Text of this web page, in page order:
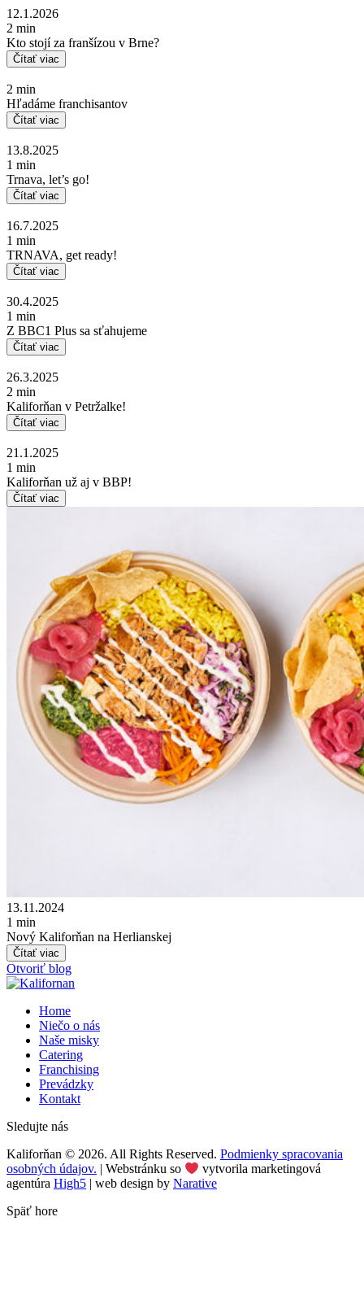
12.1.2026
2 min
Kto stojí za franšízou v Brne?
Čítať viac
2 min
Hľadáme franchisantov
Čítať viac
13.8.2025
1 min
Trnava, let’s go!
Čítať viac
16.7.2025
1 min
TRNAVA, get ready!
Čítať viac
30.4.2025
1 min
Z BBC1 Plus sa sťahujeme
Čítať viac
26.3.2025
2 min
Kaliforňan v Petržalke!
Čítať viac
21.1.2025
1 min
Kaliforňan už aj v BBP!
Čítať viac
13.11.2024
1 min
Nový Kaliforňan na Herlianskej
Čítať viac
Otvoriť blog
Home
Niečo o nás
Naše misky
Catering
Franchising
Prevádzky
Kontakt
Sledujte nás
Kaliforňan © 2026. All Rights Reserved. Podmienky spracovania
osobných údajov. | Webstránku so
vytvorila marketingová
agentúra High5 | web design by Narative
Späť hore